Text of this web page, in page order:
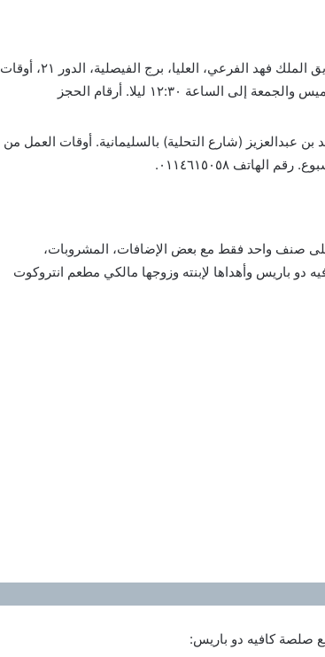
(انتركوت كافيه دي باريس) طريق الملك فهد الفرعي، العليا، برج الفيصلية، الدور ٢١، أوقات
العمل من الساعة ٢ ظهرا إلى الساعة ١٢ ليلا، الخميس والجمعة إلى الساعة ١٢:٣٠ ليلا. أرقام الحجز
عبدالعزيز (شارع التحلية) بالسليمانية. أوقات العمل من
صنف واحد فقط مع بعض الإضافات، المشروبات،
صلصة كافيه دو باريس وأهداها لإبنته وزوجها مالكي مطعم انتروكوت
صلصة كافيه دو باريس: